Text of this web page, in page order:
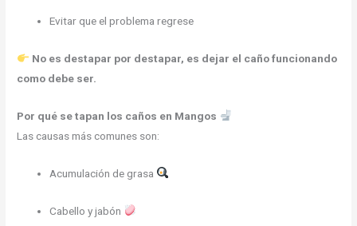
Evitar que el problema regrese
No es destapar por destapar, es dejar el caño funcionando
como debe ser.
Por qué se tapan los caños en Mangos
Las causas más comunes son:
Acumulación de grasa
Cabello y jabón